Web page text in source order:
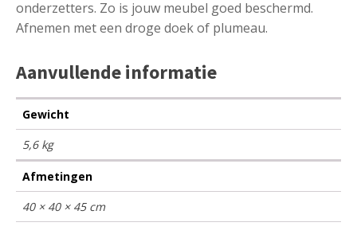
onderzetters. Zo is jouw meubel goed beschermd.
Afnemen met een droge doek of plumeau.
Aanvullende informatie
Gewicht
5,6 kg
Afmetingen
40 × 40 × 45 cm